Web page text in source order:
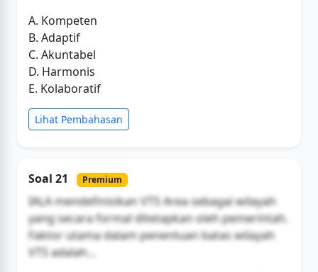
A. Kompeten
B. Adaptif
C. Akuntabel
D. Harmonis
E. Kolaboratif
Lihat Pembahasan
Soal 21 Premium
IALA mendefinisikan VTS Area sebagai wilayah
yang secara formal ditetapkan oleh pemerintah.
Faktor utama dalam penentuan batas wilayah
VTS adalah...